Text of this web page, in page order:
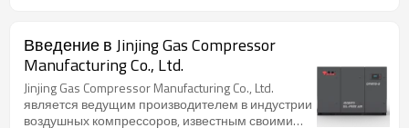
промышленность, фармацевтика, электроника и
медицинские приложения, где поддержание
чистоты воздуха имеет первостепенное
значение.
Введение в Jinjing Gas Compressor
Manufacturing Co., Ltd.
Jinjing Gas Compressor Manufacturing Co., Ltd.
является ведущим производителем в индустрии
воздушных компрессоров, известным своими